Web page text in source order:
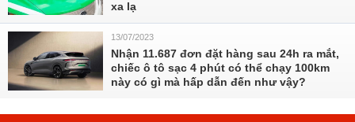
xa lạ
13/07/2023
Nhận 11.687 đơn đặt hàng sau 24h ra mắt,
chiếc ô tô sạc 4 phút có thể chạy 100km
này có gì mà hấp dẫn đến như vậy?